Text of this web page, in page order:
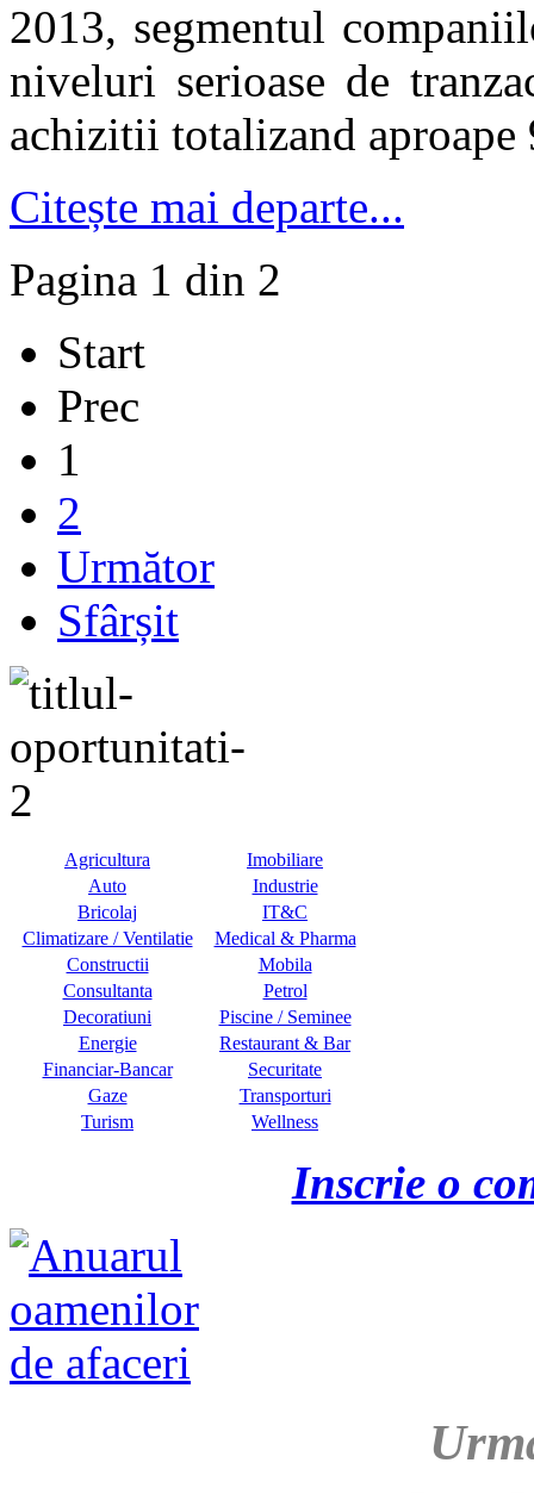
2013, segmentul
niveluri serioase de
achizitii totalizand
Citește mai departe...
Pagina 1 din 2
Start
Prec
1
2
Următor
Sfârșit
Agricultura
Imobiliare
Auto
Industrie
Bricolaj
IT&C
Climatizare / Ventilatie
Medical & Pharma
Constructii
Mobila
Consultanta
Petrol
Decoratiuni
Piscine / Seminee
Energie
Restaurant & Bar
Financiar-Bancar
Securitate
Gaze
Transporturi
Turism
Wellness
Inscrie o